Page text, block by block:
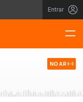
Entrar
NO AR